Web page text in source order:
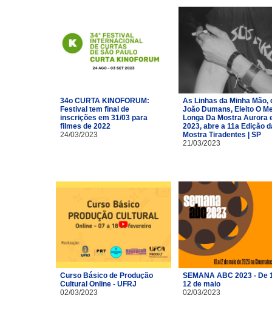
34o CURTA KINOFORUM:
Festival tem final de
inscrições em 31/03 para
filmes de 2022
24/03/2023
As Linhas da Minha Mão,
João Dumans, Eleito O
Longa Da Mostra Aurora
2023, abre a 11a Edição
Mostra Tiradentes | SP
21/03/2023
Curso Básico de Produção
Cultural Online - UFRJ
02/03/2023
SEMANA ABC 2023 - De
12 de maio
02/03/2023